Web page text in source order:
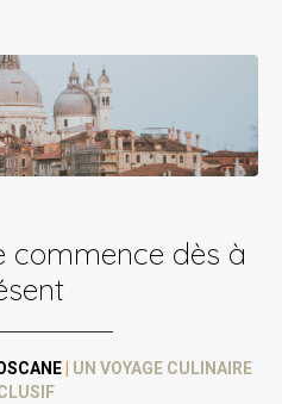
commence dès à
UN VOYAGE CULINAIRE